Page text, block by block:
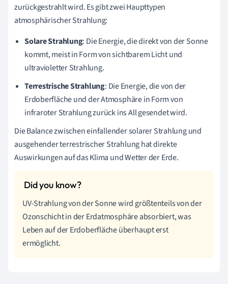
zurückgestrahlt wird. Es gibt zwei Haupttypen
atmosphärischer Strahlung:
Solare Strahlung: Die Energie, die direkt von der Sonne
kommt, meist in Form von sichtbarem Licht und
ultravioletter Strahlung.
Terrestrische Strahlung: Die Energie, die von der
Erdoberfläche und der Atmosphäre in Form von
infraroter Strahlung zurück ins All gesendet wird.
Die Balance zwischen einfallender solarer Strahlung und
ausgehender terrestrischer Strahlung hat direkte
Auswirkungen auf das Klima und Wetter der Erde.
UV-Strahlung von der Sonne wird größtenteils von der
Ozonschicht in der Erdatmosphäre absorbiert, was
Leben auf der Erdoberfläche überhaupt erst
ermöglicht.